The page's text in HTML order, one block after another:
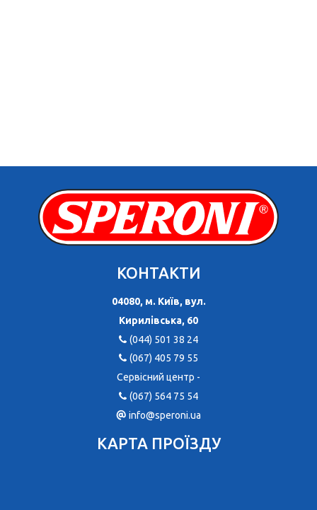
КОНТАКТИ
04080, м. Київ, вул.
Кирилівська, 60
(044) 501 38 24
(067) 405 79 55
Сервісний центр -
(067) 564 75 54
info@speroni.ua
КАРТА ПРОЇЗДУ